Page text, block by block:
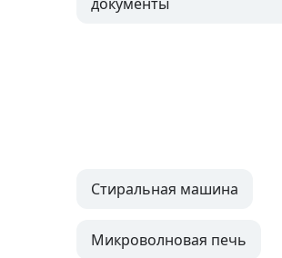
Стиральная машина
Микроволновая печь